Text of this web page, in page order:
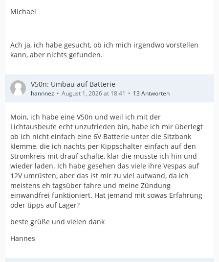
Michael
Ach ja, ich habe gesucht, ob ich mich irgendwo vorstellen
kann, aber nichts gefunden.
V50n: Umbau auf Batterie
hannnez August 1, 2026 at 18:41 13 Antworten
Moin, ich habe eine V50n und weil ich mit der
Lichtausbeute echt unzufrieden bin, habe ich mir überlegt
ob ich nicht einfach eine 6V Batterie unter die Sitzbank
klemme, die ich nachts per Kippschalter einfach auf den
Stromkreis mit drauf schalte, klar die müsste ich hin und
wieder laden. Ich habe gesehen das viele ihre Vespas auf
12V umrüsten, aber das ist mir zu viel aufwand, da ich
meistens eh tagsüber fahre und meine Zündung
einwandfrei funktioniert. Hat jemand mit sowas Erfahrung
oder tipps auf Lager?
beste grüße und vielen dank
Hannes